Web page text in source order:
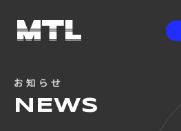
お知らせ
NEWS